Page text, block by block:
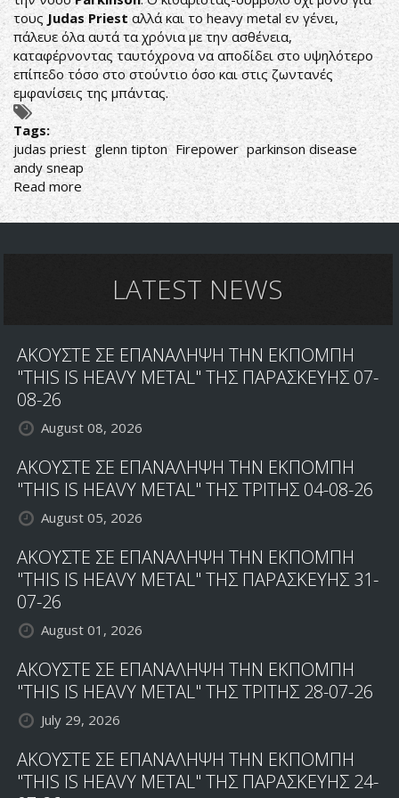
τους Judas Priest αλλά και το heavy metal εν γένει,
πάλευε όλα αυτά τα χρόνια με την ασθένεια,
καταφέρνοντας ταυτόχρονα να αποδίδει στο υψηλότερο
επίπεδο τόσο στο στούντιο όσο και στις ζωντανές
εμφανίσεις της μπάντας.
Tags:
judas priest glenn tipton Firepower parkinson disease
andy sneap
Read more about
GLENN
TIPTON:
ΠΕΡΙΟΔΕΙΑ
LATEST NEWS
ΑΚΟΥΣΤΕ ΣΕ ΕΠΑΝΑΛΗΨΗ ΤΗΝ ΕΚΠΟΜΠΗ
"THIS IS HEAVY METAL" ΤΗΣ ΠΑΡΑΣΚΕΥΗΣ 07-
08-26
August 08, 2026
ΑΚΟΥΣΤΕ ΣΕ ΕΠΑΝΑΛΗΨΗ ΤΗΝ ΕΚΠΟΜΠΗ
"THIS IS HEAVY METAL" ΤΗΣ ΤΡΙΤΗΣ 04-08-26
August 05, 2026
ΑΚΟΥΣΤΕ ΣΕ ΕΠΑΝΑΛΗΨΗ ΤΗΝ ΕΚΠΟΜΠΗ
"THIS IS HEAVY METAL" ΤΗΣ ΠΑΡΑΣΚΕΥΗΣ 31-
07-26
August 01, 2026
ΑΚΟΥΣΤΕ ΣΕ ΕΠΑΝΑΛΗΨΗ ΤΗΝ ΕΚΠΟΜΠΗ
"THIS IS HEAVY METAL" ΤΗΣ ΤΡΙΤΗΣ 28-07-26
July 29, 2026
ΑΚΟΥΣΤΕ ΣΕ ΕΠΑΝΑΛΗΨΗ ΤΗΝ ΕΚΠΟΜΠΗ
"THIS IS HEAVY METAL" ΤΗΣ ΠΑΡΑΣΚΕΥΗΣ 24-